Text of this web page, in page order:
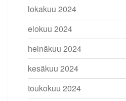
lokakuu 2024
elokuu 2024
heinäkuu 2024
kesäkuu 2024
toukokuu 2024